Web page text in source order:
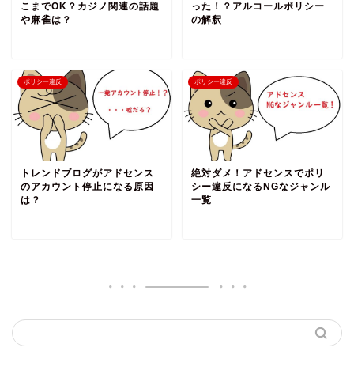
こまでOK？カジノ関連の話題
や麻雀は？
った！？アルコールポリシー
の解釈
ポリシー違反
トレンドブログがアドセンス
のアカウント停止になる原因
は？
ポリシー違反
絶対ダメ！アドセンスでポリ
シー違反になるNGなジャンル
一覧